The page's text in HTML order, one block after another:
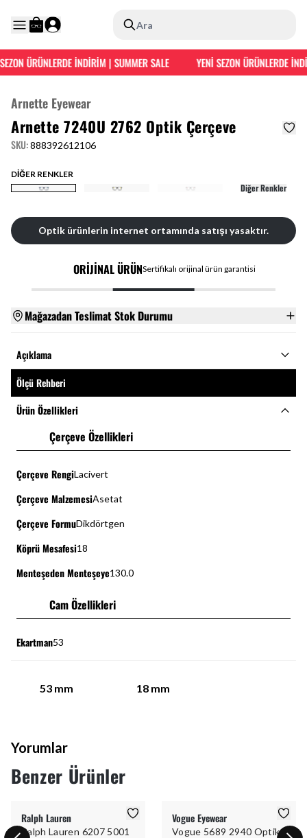
Ara
ÜRÜNLERDE İNDİRİM | SUMMER SALE YENİ SEZON ÜRÜNLERDE
Arnette Eyewear
Arnette 7240U 2762 Optik Çerçeve
SKU:888392612106
DİĞER RENKLER
Diğer Renkler
Optik ürünlerin internet ortamında satışı yasaktır.
ORİJİNAL ÜRÜNSertifikalı orijinal ürün garantisi
Mağazadan Teslimat Stok Durumu
Açıklama
Ölçü Rehberi
Ürün Özellikleri
Çerçeve Özellikleri
Çerçeve RengiLacivert
Çerçeve MalzemesiAsetat
Çerçeve FormuDikdörtgen
Köprü Mesafesi18
Menteşeden Menteşeye130.0
Cam Özellikleri
Ekartman53
53 mm 18 mm
Yorumlar
Benzer Ürünler
Ralph Lauren
Ralph Lauren 6207 5001
Vogue Eyewear
Vogue 5689 2940 Optik